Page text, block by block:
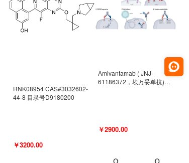
RNK08954 CAS#3032602-
44-8 目录号D9180200
￥3200.00
Amivantamab ( JNJ-
61186372，埃万妥单抗)
￥2900.00